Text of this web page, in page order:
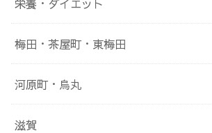
栄養・ダイエット
梅田・茶屋町・東梅田
河原町・烏丸
滋賀